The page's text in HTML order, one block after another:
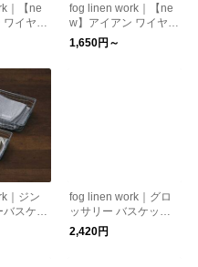
｜【ne
イヤー
ッ
work
ワーク
fog linen work｜【ne
w】アイアン ワイヤー
バスケット 長方形 fo
g linen work フォグ
1,650円～
｜ジン
スケッ
fog linen work｜グロ
ッサリー バスケット
M fog linen work
フォグリネンワーク
2,420円